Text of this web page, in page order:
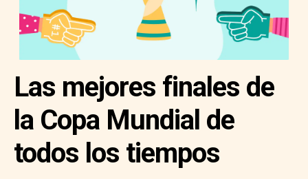
Las mejores finales de
la Copa Mundial de
todos los tiempos